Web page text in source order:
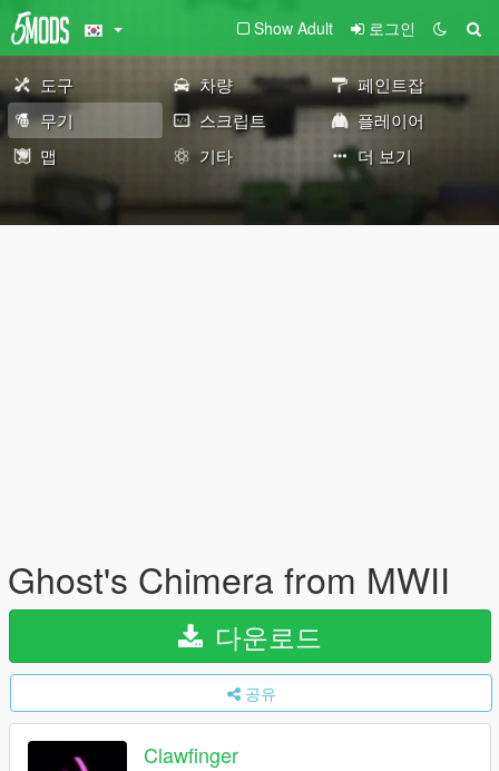
Show Adult 로그인
도구 차량
페인트잡
무기
스크립트
플레이어
맵
기타 더 보기
Ghost's Chimera from MWII
다운로드
공유
Clawfinger